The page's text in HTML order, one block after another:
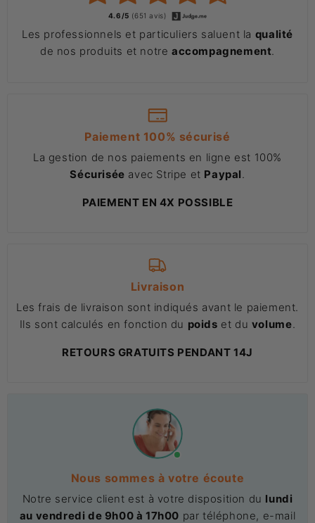
4.6/5 (651 avis)
Les professionnels et particuliers saluent la qualité
de nos produits et notre accompagnement.
Paiement 100% sécurisé
La gestion de nos paiements en ligne est 100%
Sécurisée avec Stripe et Paypal.
PAIEMENT EN 4X POSSIBLE
Livraison
Les frais de livraison sont indiqués avant le paiement.
Ils sont calculés en fonction du poids et du volume.
RETOURS GRATUITS PENDANT 14J
Nous sommes à votre écoute
Notre service client est à votre disposition du lundi
au vendredi de 9h00 à 17h00 par téléphone, e-mail